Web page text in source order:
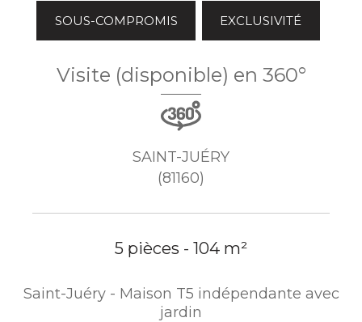
SOUS-COMPROMIS EXCLUSIVITÉ
Visite (disponible) en 360°
SAINT-JUÉRY
(81160)
5 pièces - 104 m²
Saint-Juéry - Maison T5 indépendante avec
jardin